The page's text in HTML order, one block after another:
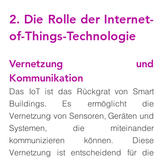
2. Die Rolle der Internet-
of-Things-Technologie
Vernetzung und
Kommunikation
Das IoT ist das Rückgrat von Smart
Buildings. Es ermöglicht die
Vernetzung von Sensoren, Geräten und
Systemen, die miteinander
kommunizieren können. Diese
Vernetzung ist entscheidend für die